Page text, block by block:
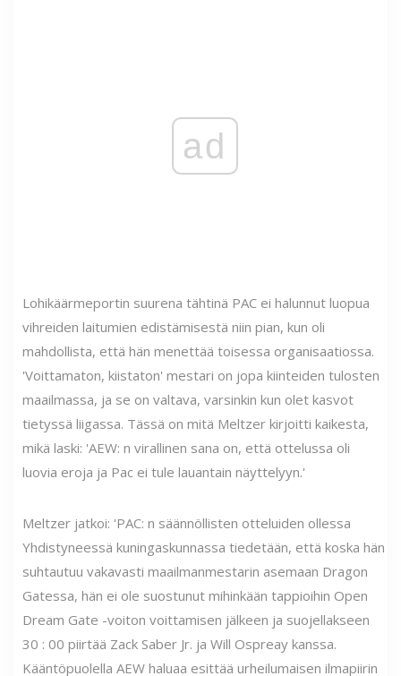
ad
Lohikäärmeportin suurena tähtinä PAC ei halunnut luopua
vihreiden laitumien edistämisestä niin pian, kun oli
mahdollista, että hän menettää toisessa organisaatiossa.
'Voittamaton, kiistaton' mestari on jopa kiinteiden tulosten
maailmassa, ja se on valtava, varsinkin kun olet kasvot
tietyssä liigassa. Tässä on mitä Meltzer kirjoitti kaikesta,
mikä laski: 'AEW: n virallinen sana on, että ottelussa oli
luovia eroja ja Pac ei tule lauantain näyttelyyn.'
Meltzer jatkoi: 'PAC: n säännöllisten otteluiden ollessa
Yhdistyneessä kuningaskunnassa tiedetään, että koska hän
suhtautuu vakavasti maailmanmestarin asemaan Dragon
Gatessa, hän ei ole suostunut mihinkään tappioihin Open
Dream Gate -voiton voittamisen jälkeen ja suojellakseen
30 : 00 piirtää Zack Saber Jr. ja Will Ospreay kanssa.
Kääntöpuolella AEW haluaa esittää urheilumaisen ilmapiirin